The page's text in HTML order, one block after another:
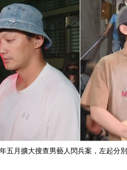
五月擴大搜查男藝人閃兵案，左起分